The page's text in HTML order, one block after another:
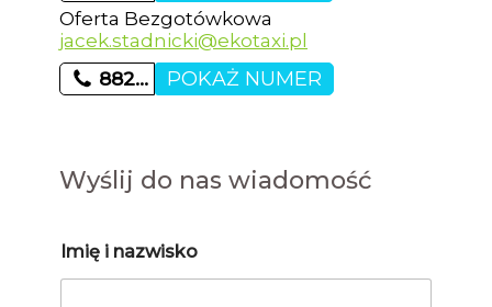
Oferta Bezgotówkowa
jacek.stadnicki@ekotaxi.pl
882…
POKAŻ NUMER
Wyślij do nas wiadomość
Imię i nazwisko